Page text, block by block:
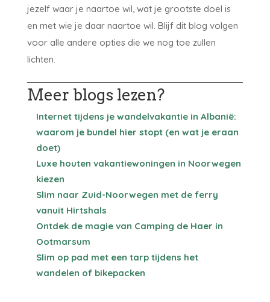
jezelf waar je naartoe wil, wat je grootste doel is
en met wie je daar naartoe wil. Blijf dit blog volgen
voor alle andere opties die we nog toe zullen
lichten.
Meer blogs lezen?
Internet tijdens je wandelvakantie in Albanië:
waarom je bundel hier stopt (en wat je eraan
doet)
Luxe houten vakantiewoningen in Noorwegen
kiezen
Slim naar Zuid-Noorwegen met de ferry
vanuit Hirtshals
Ontdek de magie van Camping de Haer in
Ootmarsum
Slim op pad met een tarp tijdens het
wandelen of bikepacken